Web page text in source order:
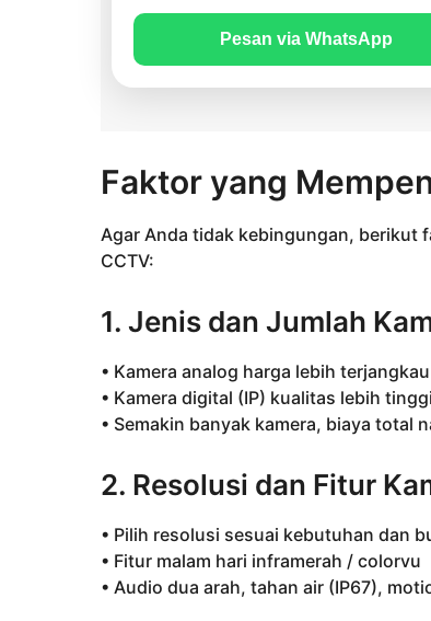
Pesan via WhatsApp
Faktor yang
Agar Anda tidak kebingungan, berikut
CCTV:
1. Jenis dan Jumlah
• Kamera analog harga lebih terjangkau
• Kamera digital (IP) kualitas lebih tinggi
• Semakin banyak kamera, biaya total
2. Resolusi dan Fitur
• Pilih resolusi sesuai kebutuhan dan
• Fitur malam hari inframerah / colorvu
• Audio dua arah, tahan air (IP67),